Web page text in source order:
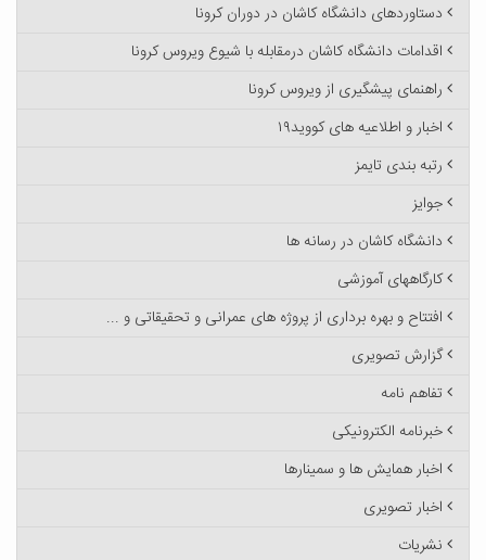
دستاوردهای دانشگاه کاشان در دوران کرونا
اقدامات دانشگاه کاشان درمقابله با شیوع ویروس کرونا
راهنمای پیشگیری از ویروس کرونا
اخبار و اطلاعیه های کووید۱۹
رتبه بندی تایمز
جوایز
دانشگاه کاشان در رسانه ها
کارگاههای آموزشی
افتتاح و بهره برداری از پروژه های عمرانی و تحقیقاتی و ...
گزارش تصویری
تفاهم نامه
خبرنامه الکترونیکی
اخبار همایش ها و سمینارها
اخبار تصویری
نشریات